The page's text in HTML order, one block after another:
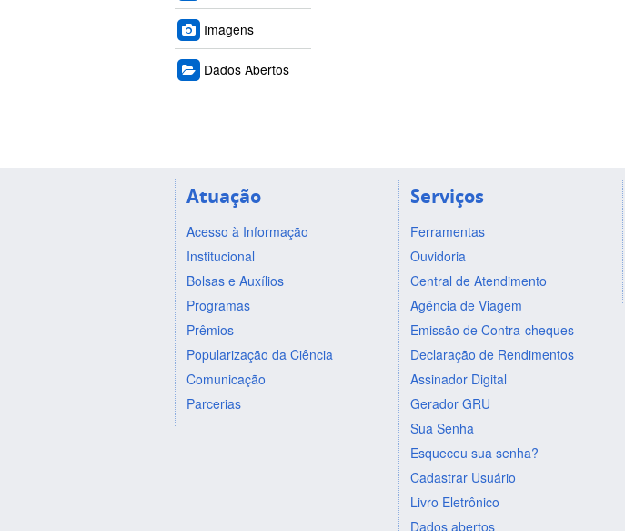
Imagens
Dados Abertos
Atuação
Acesso à Informação
Institucional
Bolsas e Auxílios
Programas
Prêmios
Popularização da Ciência
Comunicação
Parcerias
Serviços
Ferramentas
Ouvidoria
Central de Atendimento
Agência de Viagem
Emissão de Contra-cheques
Declaração de Rendimentos
Assinador Digital
Gerador GRU
Sua Senha
Esqueceu sua senha?
Cadastrar Usuário
Livro Eletrônico
Dados abertos